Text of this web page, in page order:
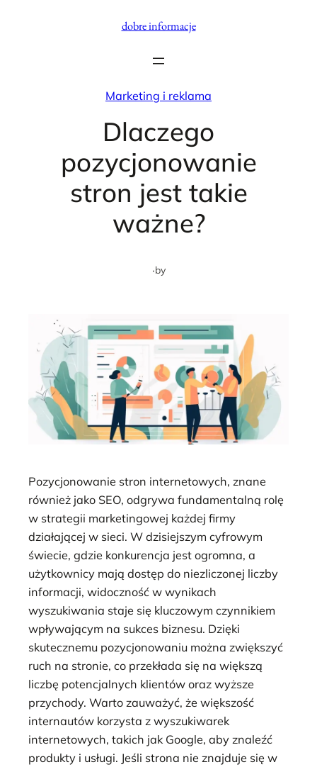
dobre informacje
Marketing i reklama
Dlaczego
pozycjonowanie
stron jest takie
ważne?
·by
Pozycjonowanie stron internetowych, znane
również jako SEO, odgrywa fundamentalną rolę
w strategii marketingowej każdej firmy
działającej w sieci. W dzisiejszym cyfrowym
świecie, gdzie konkurencja jest ogromna, a
użytkownicy mają dostęp do niezliczonej liczby
informacji, widoczność w wynikach
wyszukiwania staje się kluczowym czynnikiem
wpływającym na sukces biznesu. Dzięki
skutecznemu pozycjonowaniu można zwiększyć
ruch na stronie, co przekłada się na większą
liczbę potencjalnych klientów oraz wyższe
przychody. Warto zauważyć, że większość
internautów korzysta z wyszukiwarek
internetowych, takich jak Google, aby znaleźć
produkty i usługi. Jeśli strona nie znajduje się w